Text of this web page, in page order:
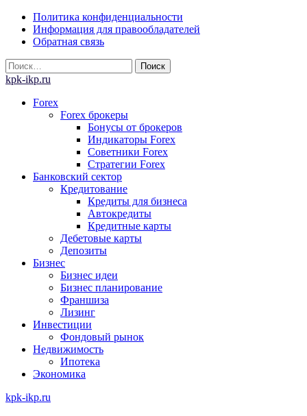
Skip
content
Политика конфиденциальности
Информация для правообладателей
Обратная связь
Найти:
kpk-ikp.ru
Forex
Forex брокеры
Бонусы от брокеров
Индикаторы Forex
Советники Forex
Стратегии Forex
Банковский сектор
Кредитование
Кредиты для бизнеса
Автокредиты
Кредитные карты
Дебетовые карты
Депозиты
Бизнес
Бизнес идеи
Бизнес планирование
Франшиза
Лизинг
Инвестиции
Фондовый рынок
Недвижимость
Ипотека
Экономика
kpk-ikp.ru